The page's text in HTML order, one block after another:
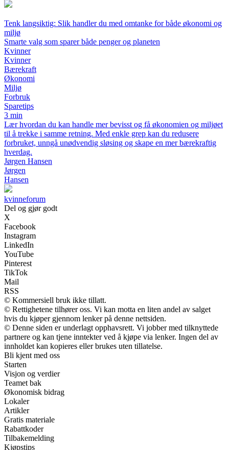
Tenk langsiktig: Slik handler du med omtanke for både økonomi og
miljø
Smarte valg som sparer både penger og planeten
Kvinner
Kvinner
Bærekraft
Økonomi
Miljø
Forbruk
Sparetips
3 min
Lær hvordan du kan handle mer bevisst og få økonomien og miljøet
til å trekke i samme retning. Med enkle grep kan du redusere
forbruket, unngå unødvendig sløsing og skape en mer bærekraftig
hverdag.
Jørgen Hansen
Jørgen
Hansen
kvinneforum
Del og gjør godt
X
Facebook
Instagram
LinkedIn
YouTube
Pinterest
TikTok
Mail
RSS
© Kommersiell bruk ikke tillatt.
© Rettighetene tilhører oss. Vi kan motta en liten andel av salget
hvis du kjøper gjennom lenker på denne nettsiden.
© Denne siden er underlagt opphavsrett. Vi jobber med tilknyttede
partnere og kan tjene inntekter ved å kjøpe via lenker. Ingen del av
innholdet kan kopieres eller brukes uten tillatelse.
Bli kjent med oss
Starten
Visjon og verdier
Teamet bak
Økonomisk bidrag
Lokaler
Artikler
Gratis materiale
Rabattkoder
Tilbakemelding
Kjøpstips